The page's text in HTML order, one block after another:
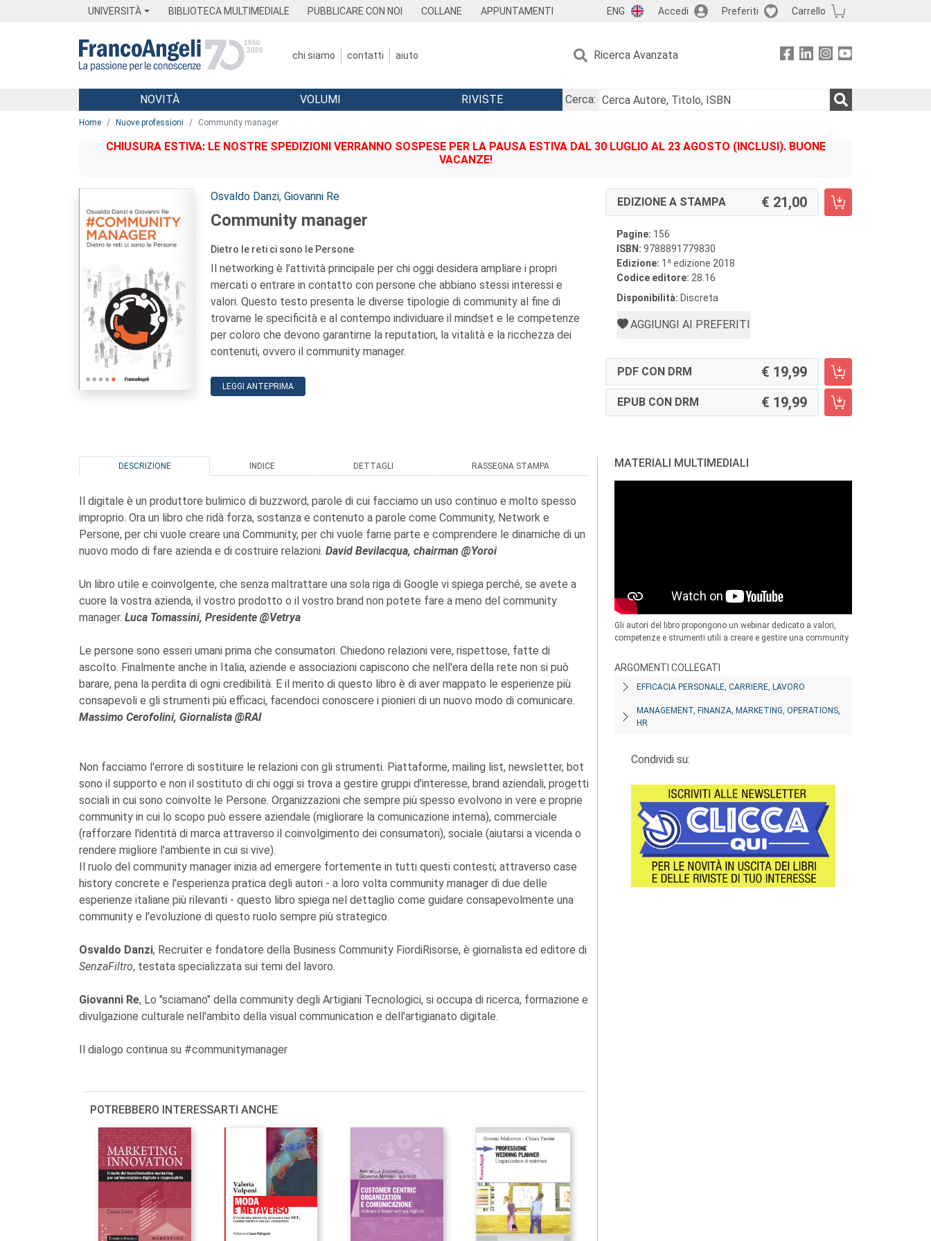
UNIVERSITÀ BIBLIOTECA MULTIMEDIALE PUBBLICARE CON NOI COLLANE APPUNTAMENTI ENG Accedi Preferiti Carrello
chi siamo contatti aiuto Ricerca Avanzata
Menu
NOVITÀ VOLUMI RIVISTE
Cerca:
Home Nuove professioni Community manager
CHIUSURA ESTIVA: LE NOSTRE SPEDIZIONI VERRANNO SOSPESE PER LA PAUSA ESTIVA DAL 30 LUGLIO AL 23 AGOSTO (INCLUSI). BUONE
VACANZE!
Autori:
Osvaldo Danzi, Giovanni Re
Community manager
Dietro le reti ci sono le Persone
Il networking è l’attività principale per chi oggi desidera ampliare i propri
mercati o entrare in contatto con persone che abbiano stessi interessi e
valori. Questo testo presenta le diverse tipologie di community al fine di
trovarne le specificità e al contempo individuare il mindset e le competenze
per coloro che devono garantirne la reputation, la vitalità e la ricchezza dei
contenuti, ovvero il community manager.
LEGGI ANTEPRIMA
EDIZIONE A STAMPA 21,00
Pagine: 156
ISBN: 9788891779830
Edizione: 1 a edizione 2018
Codice editore: 28.16
Disponibilità: Discreta
AGGIUNGI AI PREFERITI
PDF CON DRM 19,99
EPUB CON DRM 19,99
DESCRIZIONE INDICE DETTAGLI RASSEGNA STAMPA
Il digitale è un produttore bulimico di buzzword, parole di cui facciamo un uso continuo e molto spesso
improprio. Ora un libro che ridà forza, sostanza e contenuto a parole come Community, Network e
Persone, per chi vuole creare una Community, per chi vuole farne parte e comprendere le dinamiche di un
nuovo modo di fare azienda e di costruire relazioni. David Bevilacqua, chairman @Yoroi
Un libro utile e coinvolgente, che senza maltrattare una sola riga di Google vi spiega perché, se avete a
cuore la vostra azienda, il vostro prodotto o il vostro brand non potete fare a meno del community
manager. Luca Tomassini, Presidente @Vetrya
Le persone sono esseri umani prima che consumatori. Chiedono relazioni vere, rispettose, fatte di
ascolto. Finalmente anche in Italia, aziende e associazioni capiscono che nell'era della rete non si può
barare, pena la perdita di ogni credibilità. E il merito di questo libro è di aver mappato le esperienze più
consapevoli e gli strumenti più efficaci, facendoci conoscere i pionieri di un nuovo modo di comunicare.
Massimo Cerofolini, Giornalista @RAI
Non facciamo l'errore di sostituire le relazioni con gli strumenti. Piattaforme, mailing list, newsletter, bot
sono il supporto e non il sostituto di chi oggi si trova a gestire gruppi d'interesse, brand aziendali, progetti
sociali in cui sono coinvolte le Persone. Organizzazioni che sempre più spesso evolvono in vere e proprie
community in cui lo scopo può essere aziendale (migliorare la comunicazione interna), commerciale
(rafforzare l'identità di marca attraverso il coinvolgimento dei consumatori), sociale (aiutarsi a vicenda o
rendere migliore l'ambiente in cui si vive).
Il ruolo del community manager inizia ad emergere fortemente in tutti questi contesti; attraverso case
history concrete e l'esperienza pratica degli autori - a loro volta community manager di due delle
esperienze italiane più rilevanti - questo libro spiega nel dettaglio come guidare consapevolmente una
community e l'evoluzione di questo ruolo sempre più strategico.
Osvaldo Danzi, Recruiter e fondatore della Business Community FiordiRisorse, è giornalista ed editore di
SenzaFiltro, testata specializzata sui temi del lavoro.
Giovanni Re, Lo "sciamano" della community degli Artigiani Tecnologici, si occupa di ricerca, formazione e
divulgazione culturale nell'ambito della visual communication e dell'artigianato digitale.
Il dialogo continua su #communitymanager
POTREBBERO INTERESSARTI ANCHE
MATERIALI MULTIMEDIALI
Gli autori del libro propongono un webinar dedicato a valori,
competenze e strumenti utili a creare e gestire una community
ARGOMENTI COLLEGATI
EFFICACIA PERSONALE, CARRIERE, LAVORO
MANAGEMENT, FINANZA, MARKETING, OPERATIONS,
HR
Condividi su: